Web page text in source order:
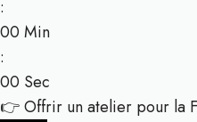
:
00 Min
:
00 Sec
👉 Offrir un atelier pour la